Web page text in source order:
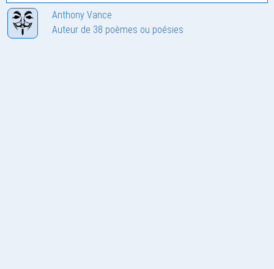
Anthony Vance
Auteur de 38 poèmes ou poésies